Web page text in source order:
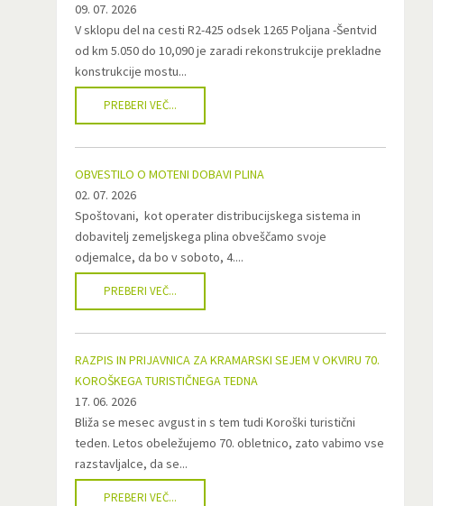
09. 07. 2026
V sklopu del na cesti R2-425 odsek 1265 Poljana -Šentvid
od km 5.050 do 10,090 je zaradi rekonstrukcije prekladne
konstrukcije mostu...
PREBERI VEČ...
OBVESTILO O MOTENI DOBAVI PLINA
02. 07. 2026
Spoštovani, kot operater distribucijskega sistema in
dobavitelj zemeljskega plina obveščamo svoje
odjemalce, da bo v soboto, 4....
PREBERI VEČ...
RAZPIS IN PRIJAVNICA ZA KRAMARSKI SEJEM V OKVIRU 70.
KOROŠKEGA TURISTIČNEGA TEDNA
17. 06. 2026
Bliža se mesec avgust in s tem tudi Koroški turistični
teden. Letos obeležujemo 70. obletnico, zato vabimo vse
razstavljalce, da se...
PREBERI VEČ...